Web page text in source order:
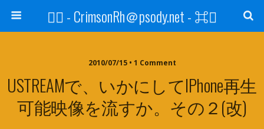
⌘ - CrimsonRh＠psody.net - ⌘
2010/07/15 • 1 Comment
USTREAMで、いかにしてiPhone再生
可能映像を流すか。その２(改)